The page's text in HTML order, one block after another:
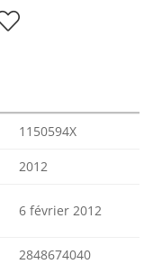
1150594X
2012
6 février 2012
2848674040